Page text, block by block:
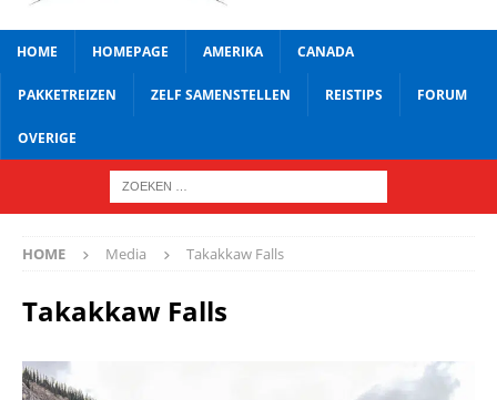
HOME HOMEPAGE AMERIKA CANADA
PAKKETREIZEN ZELF SAMENSTELLEN REISTIPS FORUM
OVERIGE
HOME Media Takakkaw Falls
Takakkaw Falls